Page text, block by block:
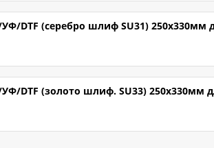
DTF (серебро шлиф SU31) 250х330мм
DTF (золото шлиф. SU33) 250х330мм